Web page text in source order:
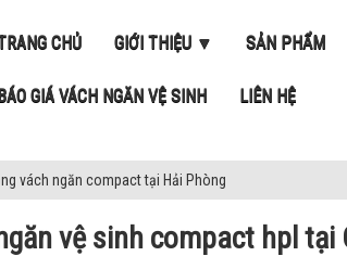
CHỦ GIỚI THIỆU ▼ SẢN PHẨM
GIÁ VÁCH NGĂN VỆ SINH LIÊN HỆ
vách ngăn compact tại Hải Phòng
vệ sinh compact hpl tại